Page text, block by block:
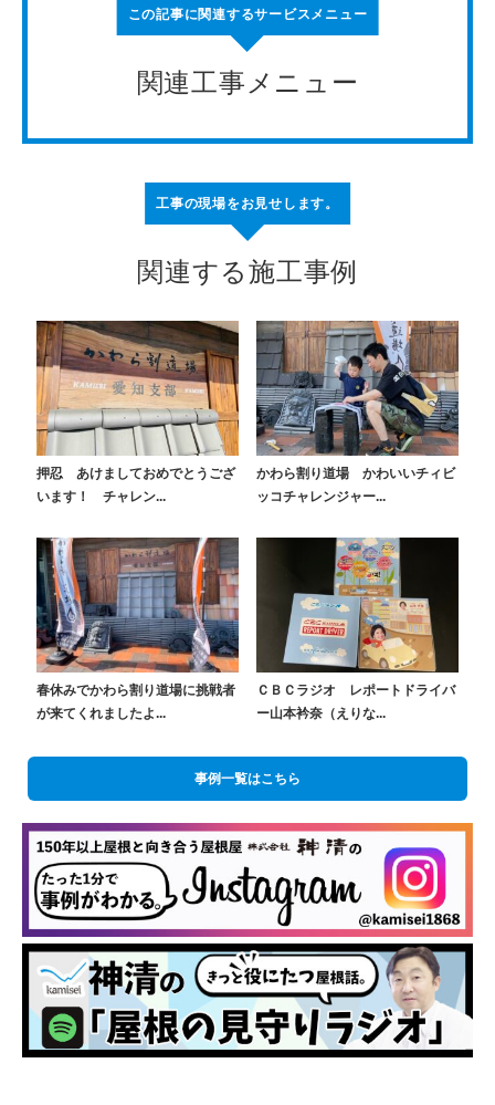
この記事に関連するサービスメニュー
関連工事メニュー
工事の現場をお見せします。
関連する施工事例
押忍 あけましておめでとうござ
います！ チャレン...
かわら割り道場 かわいいチィビ
ッコチャレンジャー...
春休みでかわら割り道場に挑戦者
が来てくれましたよ...
ＣＢＣラジオ レポートドライバ
ー山本衿奈（えりな...
事例一覧はこちら